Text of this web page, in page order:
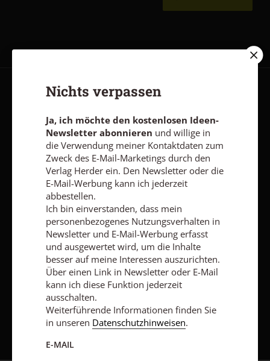
AGB und Widerrufsbelehrung Datenschutz
Impressum
Vertrag widerrufen Abo online kündigen
Nach oben
Nichts verpassen
Ja, ich möchte den kostenlosen Ideen-
Newsletter abonnieren und willige in
die Verwendung meiner Kontaktdaten zum
Zweck des E-Mail-Marketings durch den
Verlag Herder ein. Den Newsletter oder die
E-Mail-Werbung kann ich jederzeit
abbestellen.
Ich bin einverstanden, dass mein
personenbezogenes Nutzungsverhalten in
Newsletter und E-Mail-Werbung erfasst
und ausgewertet wird, um die Inhalte
besser auf meine Interessen auszurichten.
Über einen Link in Newsletter oder E-Mail
kann ich diese Funktion jederzeit
ausschalten.
Weiterführende Informationen finden Sie
in unseren Datenschutzhinweisen.
E-MAIL